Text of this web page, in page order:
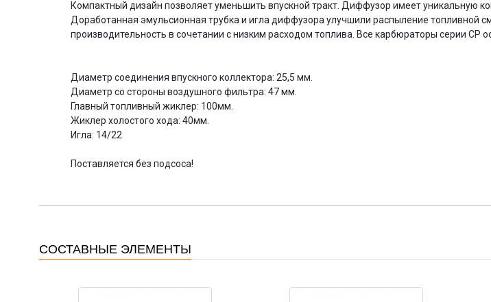
Компактный дизайн позволяет уменьшить впускной тракт. Диффузор имеет уникальную
Доработанная эмульсионная трубка и игла диффузора улучшили распыление топливной
производительность в сочетании с низким расходом топлива. Все карбюраторы серии
Диаметр соединения впускного коллектора: 25,5 мм.
Диаметр со стороны воздушного фильтра: 47 мм.
Главный топливный жиклер: 100мм.
Жиклер холостого хода: 40мм.
Игла: 14/22
Поставляется без подсоса!
СОСТАВНЫЕ ЭЛЕМЕНТЫ